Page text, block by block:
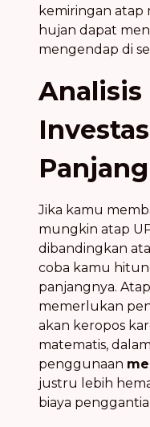
kemiringan atap
hujan dapat
mengendap di
Analisis
Panjang
Jika kamu
mungkin atap
dibandingkan
coba kamu
panjangnya.
memerlukan
akan keropos
matematis,
penggunaan
justru lebih
biaya